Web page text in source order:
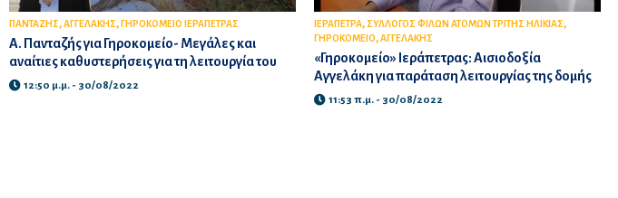
ΠΑΝΤΑΖΗΣ,ΑΓΓΕΛΑΚΗΣ, ΓΗΡΟΚΟΜΕΙΟ ΙΕΡΑΠΕΤΡΑΣ
Α. Πανταζής για Γηροκομείο- Μεγάλες και
αναίτιες καθυστερήσεις για τη λειτουργία του
12:50 μ.μ. - 30/08/2022
ΙΕΡΑΠΕΤΡΑ, ΣΥΛΛΟΓΟΣ ΦΙΛΩΝ ΑΤΟΜΩΝ ΤΡΙΤΗΣ ΗΛΙΚΙΑΣ,
ΓΗΡΟΚΟΜΕΙΟ,ΑΓΓΕΛΑΚΗΣ
«Γηροκομείο» Ιεράπετρας: Αισιοδοξία
Αγγελάκη για παράταση λειτουργίας της δομής
11:53 π.μ. - 30/08/2022